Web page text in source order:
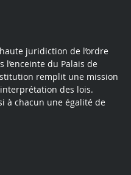
juridiction de l’ordre
du Palais de
remplit une mission
des lois.
à chacun une égalité de